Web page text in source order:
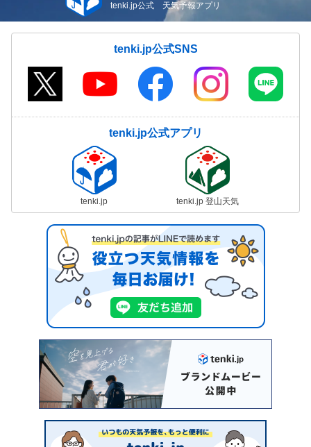
tenki.jp公式 天気予報アプリ
tenki.jp公式SNS
tenki.jp公式アプリ
tenki.jp tenki.jp 登山天気